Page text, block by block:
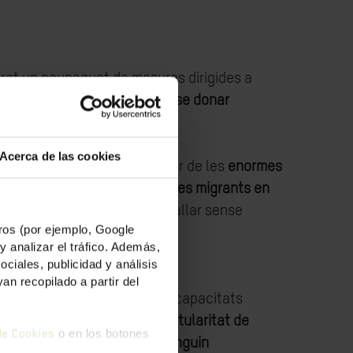
Acerca de las cookies
(por ejemplo, Google
analizar el tráfico. Además,
publicidad y análisis
recopilado a partir del
Cookies o en los botones
un noupaquet de mesures dirigides a
president segueixen sense donar
passada, volem alertar de les enormes
especialment les persones migrants en
, sectors on és habitual treballar sense
(per aautònoms/es, incapacitats
l'empadronament, en la titularitat de
formal, o que no tinguin